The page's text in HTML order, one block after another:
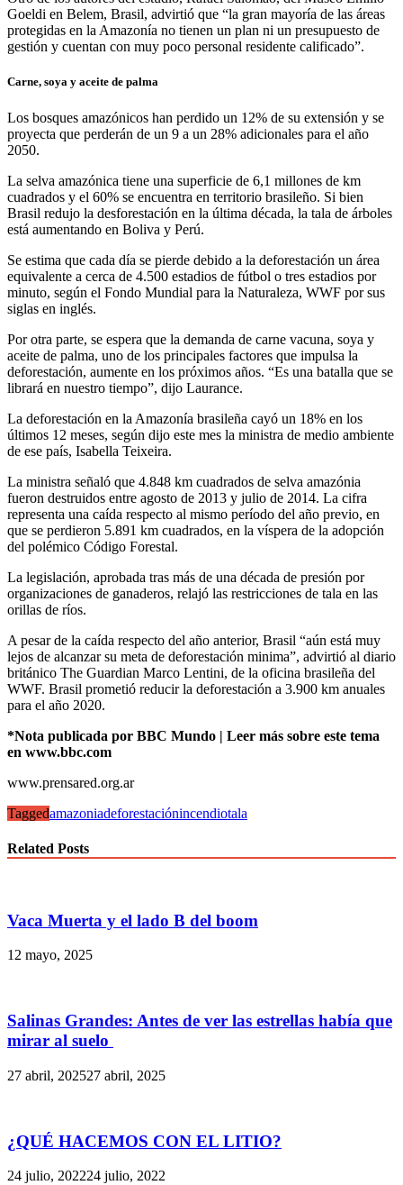
Goeldi en Belem, Brasil, advirtió que “la gran mayoría de las áreas
protegidas en la Amazonía no tienen un plan ni un presupuesto de
gestión y cuentan con muy poco personal residente calificado”.
Carne, soya y aceite de palma
Los bosques amazónicos han perdido un 12% de su extensión y se
proyecta que perderán de un 9 a un 28% adicionales para el año
2050.
La selva amazónica tiene una superficie de 6,1 millones de km
cuadrados y el 60% se encuentra en territorio brasileño. Si bien
Brasil redujo la desforestación en la última década, la tala de árboles
está aumentando en Boliva y Perú.
Se estima que cada día se pierde debido a la deforestación un área
equivalente a cerca de 4.500 estadios de fútbol o tres estadios por
minuto, según el Fondo Mundial para la Naturaleza, WWF por sus
siglas en inglés.
Por otra parte, se espera que la demanda de carne vacuna, soya y
aceite de palma, uno de los principales factores que impulsa la
deforestación, aumente en los próximos años. “Es una batalla que se
librará en nuestro tiempo”, dijo Laurance.
La deforestación en la Amazonía brasileña cayó un 18% en los
últimos 12 meses, según dijo este mes la ministra de medio ambiente
de ese país, Isabella Teixeira.
La ministra señaló que 4.848 km cuadrados de selva amazónia
fueron destruidos entre agosto de 2013 y julio de 2014. La cifra
representa una caída respecto al mismo período del año previo, en
que se perdieron 5.891 km cuadrados, en la víspera de la adopción
del polémico Código Forestal.
La legislación, aprobada tras más de una década de presión por
organizaciones de ganaderos, relajó las restricciones de tala en las
orillas de ríos.
A pesar de la caída respecto del año anterior, Brasil “aún está muy
lejos de alcanzar su meta de deforestación minima”, advirtió al diario
británico The Guardian Marco Lentini, de la oficina brasileña del
WWF. Brasil prometió reducir la deforestación a 3.900 km anuales
para el año 2020.
*Nota publicada por BBC Mundo | Leer más sobre este tema
en www.bbc.com
www.prensared.org.ar
Taggedamazoniadeforestaciónincendiotala
Related Posts
Vaca Muerta y el lado B del boom
12 mayo, 2025
Salinas Grandes: Antes de ver las estrellas había que
mirar al suelo
27 abril, 202527 abril, 2025
¿QUÉ HACEMOS CON EL LITIO?
24 julio, 202224 julio, 2022